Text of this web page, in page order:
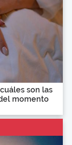
son las
momento